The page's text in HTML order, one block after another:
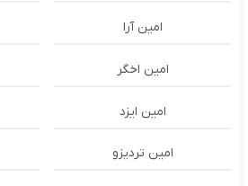
امین آرا
امین اخگر
امین ایزد
امین تردیزو